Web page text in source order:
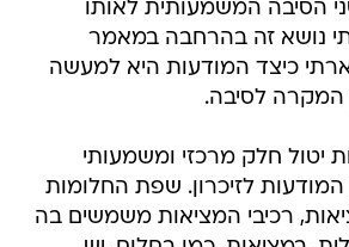
הסיבה המשמעותית לאותו
נושא זה בהרחבה במאמר
כיצד המודעות היא למעשה
המקרה לסיבה.
יטול חלק מרכזי ומשמעותי
לזיכרון. שפת החלומות
רכיבי המציאות משמשים בה